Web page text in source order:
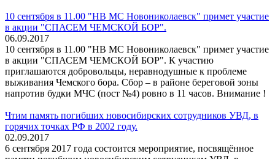
10 сентября в 11.00 "НВ МС Новониколаевск" примет участие
в акции "СПАСЕМ ЧЕМСКОЙ БОР".
06.09.2017
10 сентября в 11.00 "НВ МС Новониколаевск" примет участие
в акции "СПАСЕМ ЧЕМСКОЙ БОР". К участию
приглашаются добровольцы, неравнодушные к проблеме
выживания Чемского бора. Сбор – в районе береговой зоны
напротив будки МЧС (пост №4) ровно в 11 часов. Внимание !
Чтим память погибших новосибирских сотрудников УВД, в
горячих точках РФ в 2002 году.
02.09.2017
6 сентября 2017 года состоится мероприятие, посвящённое